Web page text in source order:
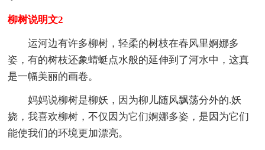
柳树说明文2
运河边有许多柳树，轻柔的树枝在春风里婀娜多
姿，有的树枝还象蜻蜓点水般的延伸到了河水中，这真
是一幅美丽的画卷。
妈妈说柳树是柳妖，因为柳儿随风飘荡分外的.妖
娆，我喜欢柳树，不仅因为它们婀娜多姿，是因为它们
能使我们的环境更加漂亮。